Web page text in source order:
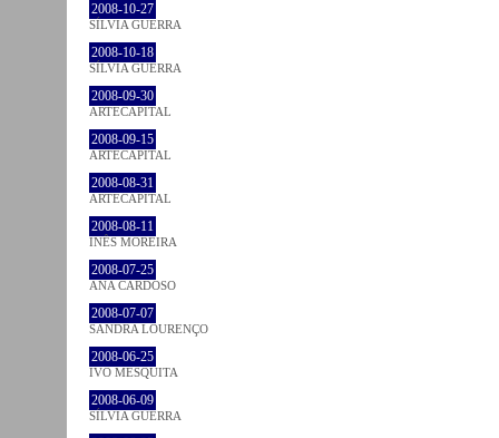
2008-10-27
SÍLVIA GUERRA
2008-10-18
SÍLVIA GUERRA
2008-09-30
ARTECAPITAL
2008-09-15
ARTECAPITAL
2008-08-31
ARTECAPITAL
2008-08-11
INÊS MOREIRA
2008-07-25
ANA CARDOSO
2008-07-07
SANDRA LOURENÇO
2008-06-25
IVO MESQUITA
2008-06-09
SÍLVIA GUERRA